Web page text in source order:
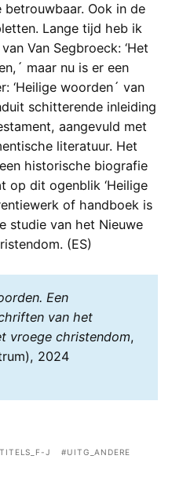
Ook in de
Lange tijd heb ik
Van Segbroeck: ‘Het
maar nu is er een
‘Heilige woorden´ van
schitterende inleiding
aangevuld met
literatuur. Het
historische biografie
op dit ogenblik ‘Heilige
of handboek is
studie van het Nieuwe
(ES)
Een
van het
vroege christendom,
2024
TITELS_F-J UITG_ANDERE